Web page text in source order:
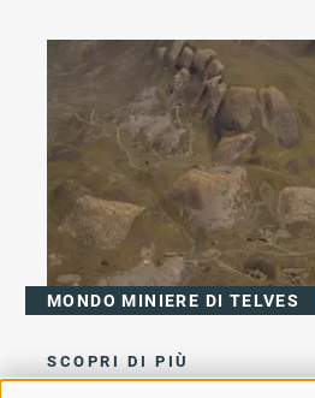
MONDO MINIERE DI TELVES
SCOPRI DI PIÙ